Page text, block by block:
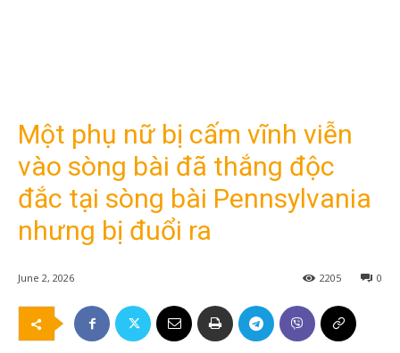
Một phụ nữ bị cấm vĩnh viễn
vào sòng bài đã thắng độc
đắc tại sòng bài Pennsylvania
nhưng bị đuổi ra
June 2, 2026 0
2205